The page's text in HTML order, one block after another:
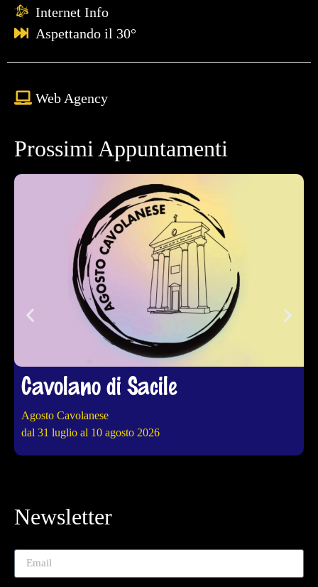
Internet Info
Aspettando il 30°
Web Agency
Prossimi Appuntamenti
Cavolano di Sacile
Agosto Cavolanese
dal 31 luglio al 10 agosto 2026
Newsletter